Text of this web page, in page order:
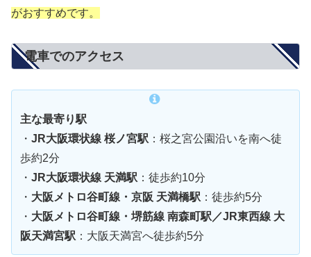
がおすすめです。
電車でのアクセス
主な最寄り駅
・ JR大阪環状線 桜ノ宮駅 ：桜之宮公園沿いを南へ徒
歩約2分
・ JR大阪環状線 天満駅 ：徒歩約10分
・ 大阪メトロ谷町線・京阪 天満橋駅 ：徒歩約5分
・ 大阪メトロ谷町線・堺筋線 南森町駅／JR東西線 大
阪天満宮駅 ：大阪天満宮へ徒歩約5分